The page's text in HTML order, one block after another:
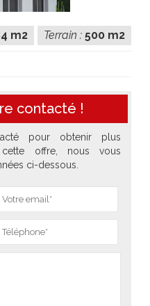
Terrain : 500 m2
m2
contacté !
pour obtenir plus
cette offre, nous vous
ci-dessous.